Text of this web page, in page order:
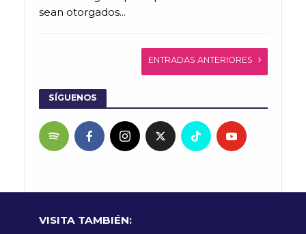
sean otorgados...
ENTRADAS ANTERIORES
SÍGUENOS
VISITA TAMBIÉN: